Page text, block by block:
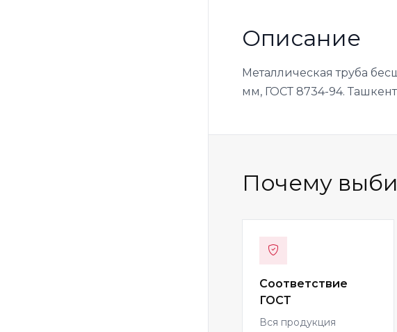
Описание
Металлическая труба
мм, ГОСТ 8734-94.
Почему
Соответствие
ГОСТ
Вся продукция